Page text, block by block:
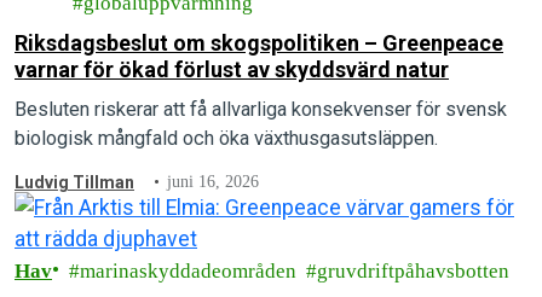
Riksdagsbeslut om skogspolitiken – Greenpeace
varnar för ökad förlust av skyddsvärd natur
Besluten riskerar att få allvarliga konsekvenser för svensk
biologisk mångfald och öka växthusgasutsläppen.
Ludvig Tillman juni 16, 2026
Hav marinaskyddadeområden gruvdriftpåhavsbotten